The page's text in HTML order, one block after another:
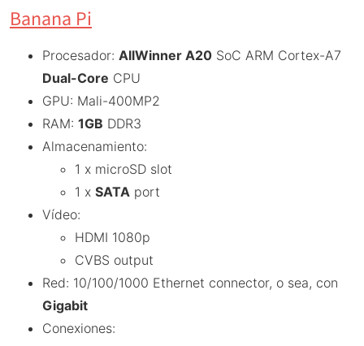
Banana Pi
Procesador: AllWinner A20 SoC ARM Cortex-A7
Dual-Core CPU
GPU: Mali-400MP2
RAM: 1GB DDR3
Almacenamiento:
1 x microSD slot
1 x SATA port
Vídeo:
HDMI 1080p
CVBS output
Red: 10/100/1000 Ethernet connector, o sea, con
Gigabit
Conexiones: